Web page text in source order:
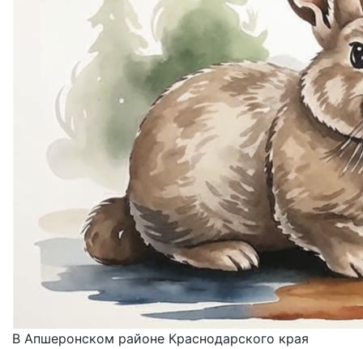
В Апшеронском районе Краснодарского края